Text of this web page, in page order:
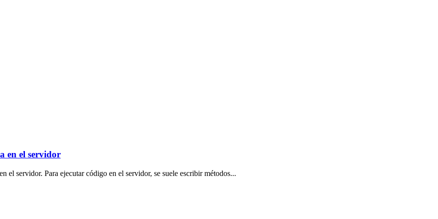
en el servidor
el servidor. Para ejecutar código en el servidor, se suele escribir métodos...